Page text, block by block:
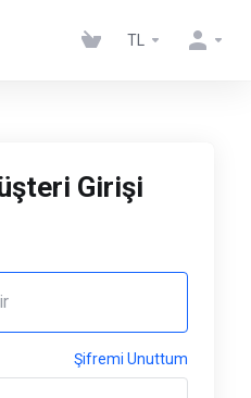
TL
Girişi
Şifremi Unuttum